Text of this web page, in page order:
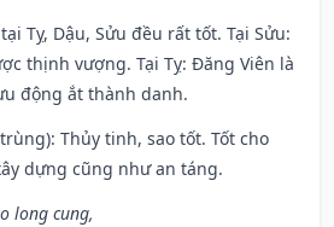
Tỵ, Dậu, Sửu đều rất tốt. Tại Sửu:
thịnh vượng. Tại Tỵ: Đăng Viên là
động ắt thành danh.
Thủy tinh, sao tốt. Tốt cho
dựng cũng như an táng.
long cung,